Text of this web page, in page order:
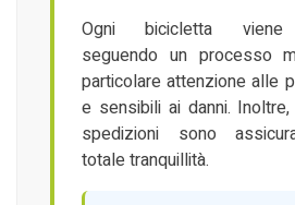
Ogni bicicletta viene
seguendo un processo
particolare attenzione alle
e sensibili ai danni.
spedizioni sono
totale tranquillità.